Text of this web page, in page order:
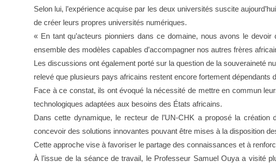
Selon lui, l’expérience acquise par les deux universités suscite
de créer leurs propres universités numériques.
« En tant qu’acteurs pionniers dans ce domaine, nous avons le
ensemble des modèles capables d’accompagner nos autres frères
Les discussions ont également porté sur la question de la souveraineté
relevé que plusieurs pays africains restent encore fortement dépendants
Face à ce constat, ils ont évoqué la nécessité de mettre en commun
technologiques adaptées aux besoins des États africains.
Dans cette dynamique, le recteur de l’UN-CHK a proposé la création
concevoir des solutions innovantes pouvant être mises à la disposition
Cette approche vise à favoriser le partage des connaissances et à
À l’issue de la séance de travail, le Professeur Samuel Ouya a visité